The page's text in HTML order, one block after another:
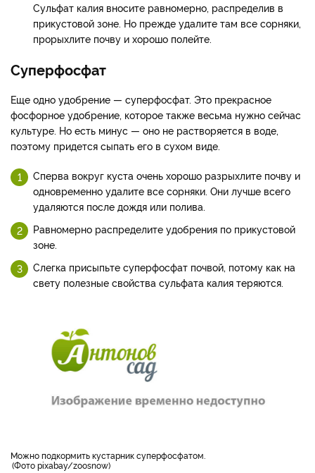
Сульфат калия вносите равномерно, распределив в
прикустовой зоне. Но прежде удалите там все сорняки,
прорыхлите почву и хорошо полейте.
Суперфосфат
Еще одно удобрение — суперфосфат. Это прекрасное
фосфорное удобрение, которое также весьма нужно сейчас
культуре. Но есть минус — оно не растворяется в воде,
поэтому придется сыпать его в сухом виде.
Сперва вокруг куста очень хорошо разрыхлите почву и
одновременно удалите все сорняки. Они лучше всего
удаляются после дождя или полива.
Равномерно распределите удобрения по прикустовой
зоне.
Слегка присыпьте суперфосфат почвой, потому как на
свету полезные свойства сульфата калия теряются.
Можно подкормить кустарник суперфосфатом.
Фото pixabay/zoosnow